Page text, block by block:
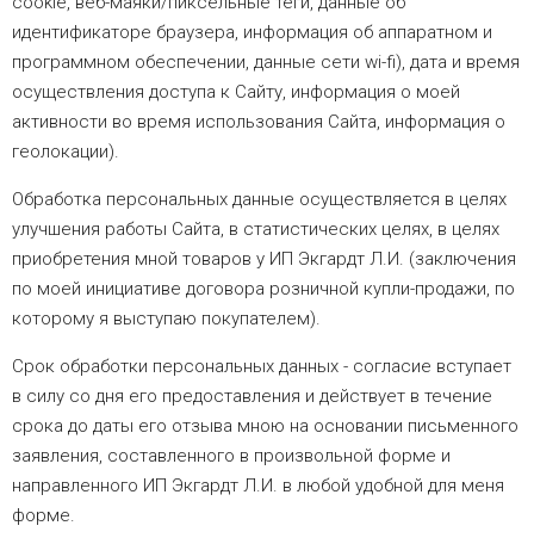
идентификаторе браузера, информация об аппаратном и
программном обеспечении, данные сети wi-fi), дата и время
осуществления доступа к Сайту, информация о моей
активности во время использования Сайта, информация о
геолокации).
Обработка персональных данные осуществляется в целях
улучшения работы Сайта, в статистических целях, в целях
приобретения мной товаров у ИП Экгардт Л.И. (заключения
по моей инициативе договора розничной купли-продажи, по
которому я выступаю покупателем).
Срок обработки персональных данных - согласие вступает
в силу со дня его предоставления и действует в течение
срока до даты его отзыва мною на основании письменного
заявления, составленного в произвольной форме и
направленного ИП Экгардт Л.И. в любой удобной для меня
форме.